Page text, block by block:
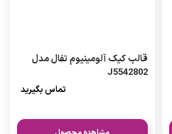
قالب کیک آلومینیوم تفال مدل
J5542802
تماس بگیرید